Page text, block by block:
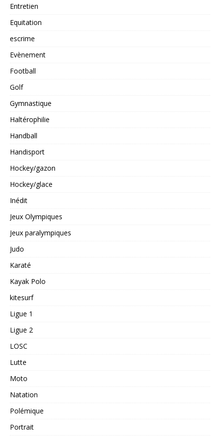
Entretien
Equitation
escrime
Evènement
Football
Golf
Gymnastique
Haltérophilie
Handball
Handisport
Hockey/gazon
Hockey/glace
Inédit
Jeux Olympiques
Jeux paralympiques
Judo
Karaté
Kayak Polo
kitesurf
Ligue 1
Ligue 2
LOSC
Lutte
Moto
Natation
Polémique
Portrait